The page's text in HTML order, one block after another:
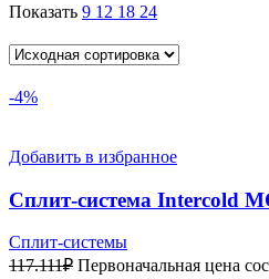
Показать 9 12 18 24
-4%
Добавить в избранное
Сплит-система Intercold
Сплит-системы
117.111₽ Первоначальная цена